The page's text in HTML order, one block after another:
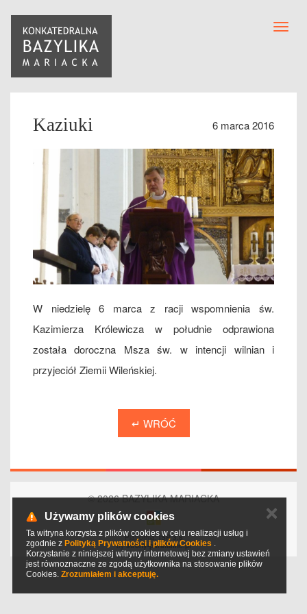
6 marca 2016
Kaziuki
W niedzielę 6 marca z racji wspomnienia św.
Kazimierza Królewicza w południe odprawiona
została doroczna Msza św. w intencji wilnian i
przyjeciół Ziemii Wileńskiej.
↵ WRÓĆ
© 2026 BAZYLIKA MARIACKA
Platforma:ISP 3.8
bystrony-parafialne.pl
Używamy plików cookies
Ta witryna korzysta z plików cookies w celu realizacji usług i
zgodnie z Polityką Prywatności i plików Cookies .
Korzystanie z niniejszej witryny internetowej bez zmiany ustawień
jest równoznaczne ze zgodą użytkownika na stosowanie plików
Cookies. Zrozumiałem i akceptuję.
✕